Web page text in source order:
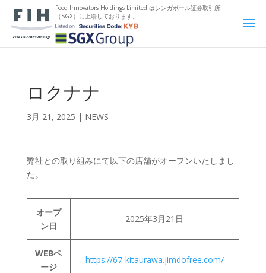
Food Innovators Holdings Limited はシンガポール証券取引所
（SGX）に上場しております。
ロクナナ
3月 21, 2025 | NEWS
弊社との取り組みにて以下の店舗がオープンいたしまし
た。
オープ
ン日
2025年3月21日
WEBペ
ージ
https://67-kitaurawa.jimdofree.com/